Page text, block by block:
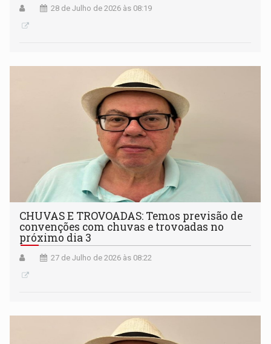
28 de Julho de 2026 às 08:19
CHUVAS E TROVOADAS: Temos previsão de
convenções com chuvas e trovoadas no
próximo dia 3
27 de Julho de 2026 às 08:22